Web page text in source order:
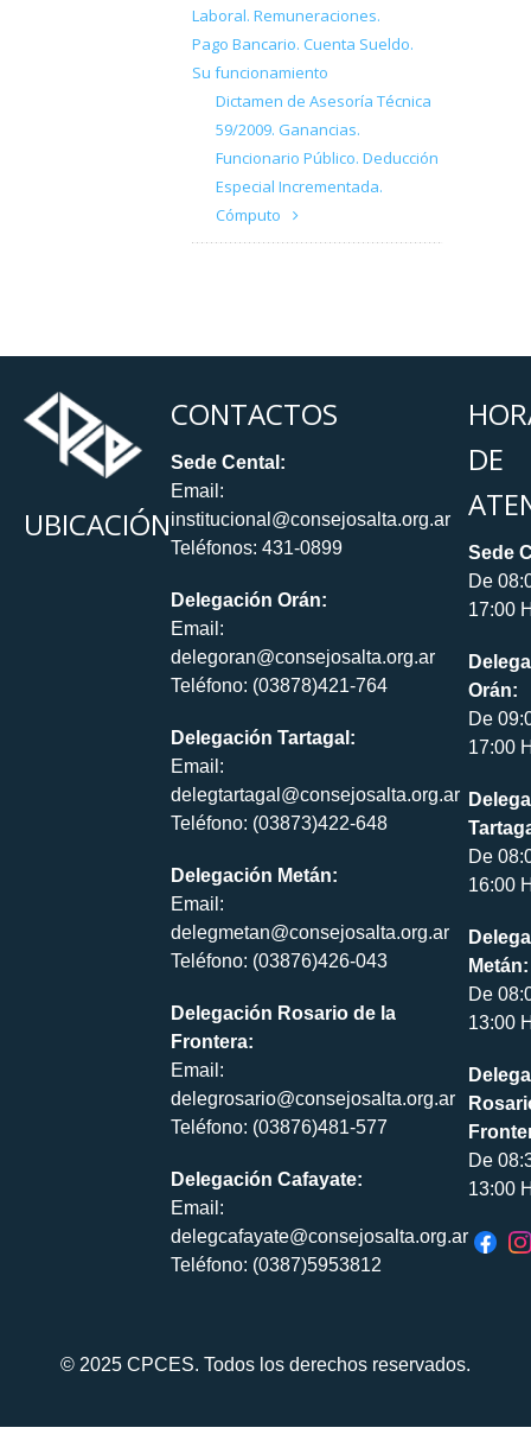
Laboral. Remuneraciones.
Pago Bancario. Cuenta Sueldo.
Su funcionamiento
Dictamen de Asesoría Técnica
59/2009. Ganancias.
Funcionario Público. Deducción
Especial Incrementada.
Cómputo
UBICACIÓN
CONTACTOS
Sede Cental:
Email:
institucional@consejosalta.org.ar
Teléfonos: 431-0899
Delegación Orán:
Email:
delegoran@consejosalta.org.ar
Teléfono: (03878)421-764
Delegación Tartagal:
Email:
delegtartagal@consejosalta.org.ar
Teléfono: (03873)422-648
Delegación Metán:
Email:
delegmetan@consejosalta.org.ar
Teléfono: (03876)426-043
Delegación Rosario de la
Frontera:
Email:
delegrosario@consejosalta.org.ar
Teléfono: (03876)481-577
Delegación Cafayate:
Email:
delegcafayate@consejosalta.org.ar
Teléfono: (0387)5953812
DE
Sede
De
17:00
Orán:
De
17:00
De
16:00
Metán:
De
13:00
De
13:00
© 2025 CPCES. Todos los derechos reservados.